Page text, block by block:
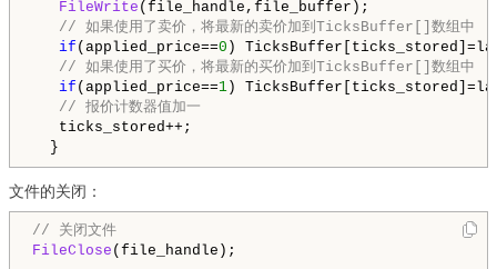
FileWrite (file_handle,file_buffer);
// 如果使用了卖价，将最新的卖价加到TicksBuffer[]数组中
if (applied_price==0 )
// 如果使用了买价，将最新的买价加到TicksBuffer[]数组中
if (applied_price==1 )
// 报价计数器值加一
ticks_stored++;
文件的关闭：
// 关闭文件
FileClose (file_handle);